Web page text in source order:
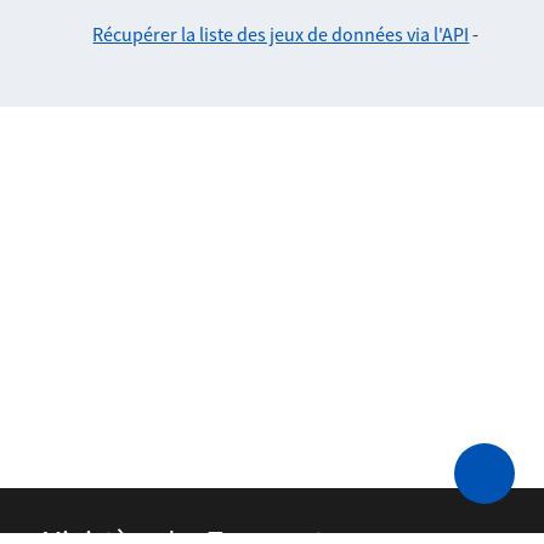
Récupérer la liste des jeux de données via l'API -